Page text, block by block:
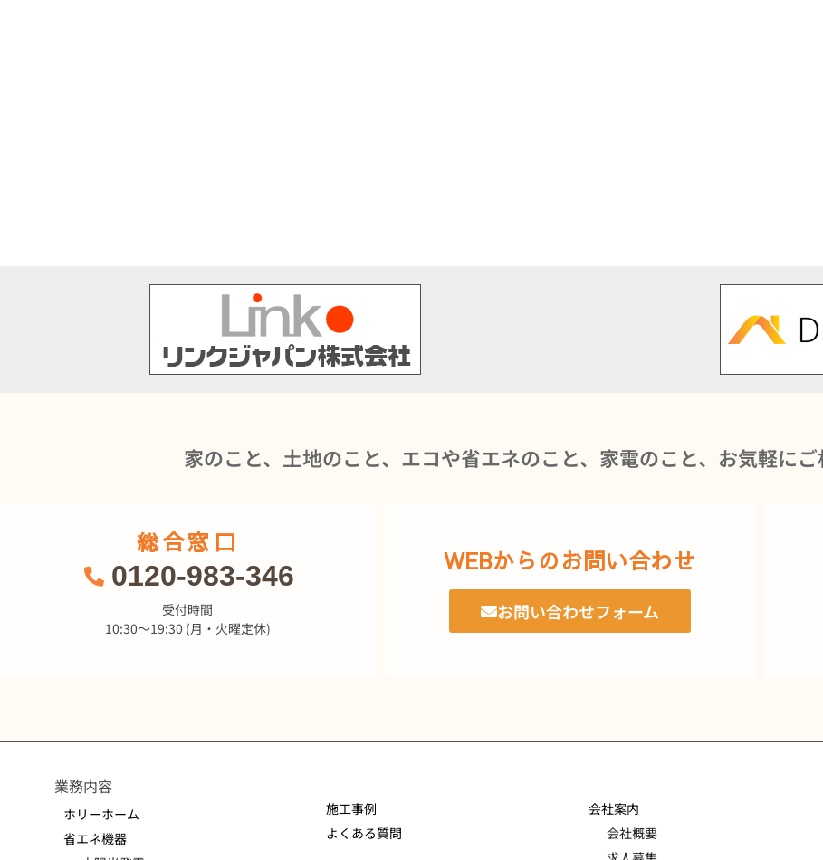
家のこと、土地のこと、エコや省エネのこと、家電のこと、お気軽にご
総合窓口
0120-983-346
受付時間
10:30～19:30 (月・火曜定休)
WEBからのお問い合わせ
お問い合わせフォーム
業務内容
ホリーホーム
省エネ機器
施工事例
よくある質問
会社案内
会社概要